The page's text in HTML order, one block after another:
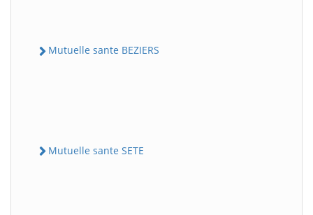
Mutuelle sante BEZIERS
Mutuelle sante SETE